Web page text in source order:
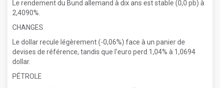
Le rendement du Bund allemand à dix ans est stable (0,0 pb) à
2,4090%.
CHANGES
Le dollar recule légèrement (-0,06%) face à un panier de
devises de référence, tandis que l'euro perd 1,04% à 1,0694
dollar.
PÉTROLE